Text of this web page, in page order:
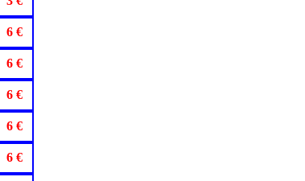
6 €
6 €
6 €
6 €
6 €